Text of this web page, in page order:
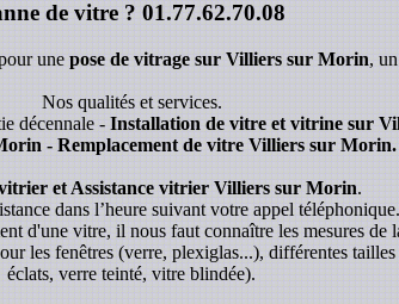
de vitre ?01.77.62.70.08
unepose de vitrage sur Villiers sur Morin,
Nos qualités et services.
décennale -Installation de vitre et vitrine sur
- Remplacement de vitre Villiers sur Morin.
et Assistance vitrier Villiers sur Morin.
dans l’heure suivant votre appel téléphonique.
d'une vitre, il nous faut connaître les mesures de
les fenêtres (verre, plexiglas...), différentes
éclats, verre teinté, vitre blindée).